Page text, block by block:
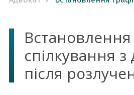
Встановлення
спілкування
після